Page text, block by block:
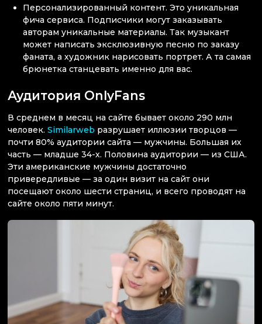
Персонализированный контент. Это уникальная
фича сервиса. Подписчики могут заказывать
авторам уникальные материалы. Так музыкант
может написать эксклюзивную песню по заказу
фаната, а художник нарисовать портрет. А та самая
брюнетка станцевать именно для вас.
Аудитория OnlyFans
В среднем в месяц на сайте бывает около 290 млн
человек. Similarweb разрушает иллюзии творцов —
почти 80% аудитории сайта — мужчины. Большая их
часть — младше 34-х. Половина аудитории — из США.
Эти американские мужчины достаточно
привередливые — за один визит на сайт они
посещают около шести страниц, и всего проводят на
сайте около пяти минут.